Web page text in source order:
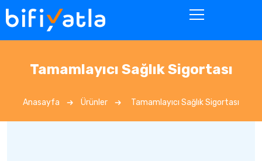
Tamamlayıcı Sağlık Sigortası
Anasayfa Ürünler Tamamlayıcı Sağlık Sigortası